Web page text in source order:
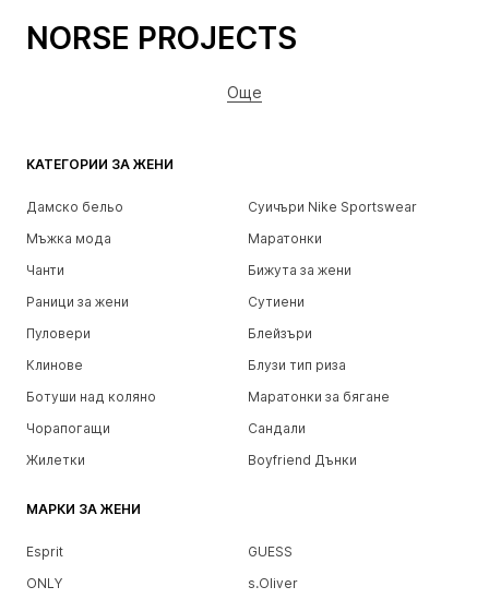
КАТЕГОРИИ ЗА ЖЕНИ
Дамско бельо
Суичъри Nike Sportswear
Мъжка мода
Маратонки
Чанти
Бижута за жени
Раници за жени
Сутиени
Пуловери
Блейзъри
Клинове
Блузи тип риза
Ботуши над коляно
Маратонки за бягане
Чорапогащи
Сандали
Жилетки
Boyfriend Дънки
МАРКИ ЗА ЖЕНИ
Esprit
GUESS
ONLY
s.Oliver
NORSE PROJECTS
Още